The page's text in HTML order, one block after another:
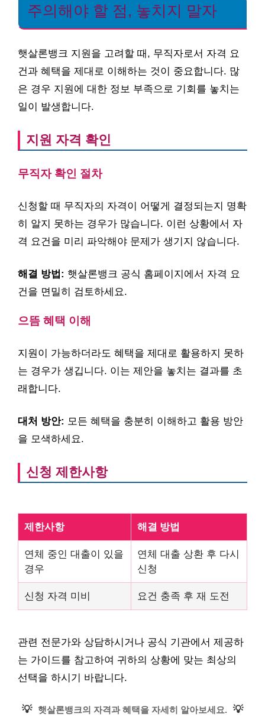
주의해야 할 점, 놓치지 말자
햇살론뱅크 지원을 고려할 때, 무직자로서 자격 요
건과 혜택을 제대로 이해하는 것이 중요합니다. 많
은 경우 지원에 대한 정보 부족으로 기회를 놓치는
일이 발생합니다.
지원 자격 확인
무직자 확인 절차
신청할 때 무직자의 자격이 어떻게 결정되는지 명확
히 알지 못하는 경우가 많습니다. 이런 상황에서 자
격 요건을 미리 파악해야 문제가 생기지 않습니다.
해결 방법: 햇살론뱅크 공식 홈페이지에서 자격 요
건을 면밀히 검토하세요.
으뜸 혜택 이해
지원이 가능하더라도 혜택을 제대로 활용하지 못하
는 경우가 생깁니다. 이는 제안을 놓치는 결과를 초
래합니다.
대처 방안: 모든 혜택을 충분히 이해하고 활용 방안
을 모색하세요.
신청 제한사항
제한사항 해결 방법
연체 중인 대출이 있을
경우
연체 대출 상환 후 다시
신청
신청 자격 미비 요건 충족 후 재 도전
관련 전문가와 상담하시거나 공식 기관에서 제공하
는 가이드를 참고하여 귀하의 상황에 맞는 최상의
선택을 하시기 바랍니다.
💡 햇살론뱅크의 자격과 혜택을 자세히 알아보세요. 💡